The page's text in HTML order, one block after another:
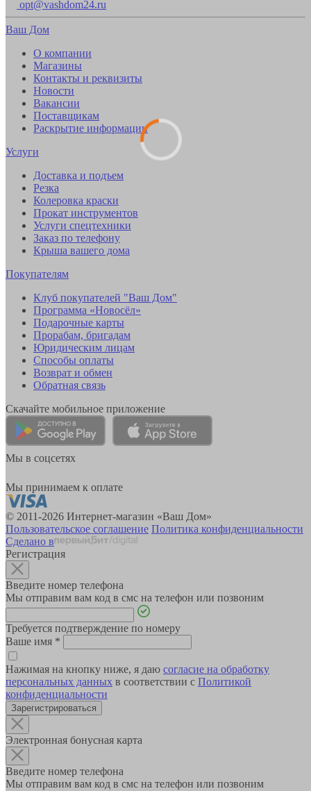
opt@vashdom24.ru
Ваш Дом
О компании
Магазины
Контакты и реквизиты
Новости
Вакансии
Поставщикам
Раскрытие информации
Услуги
Доставка и подъем
Резка
Колеровка краски
Прокат инструментов
Услуги спецтехники
Заказ по телефону
Крыша вашего дома
Покупателям
Клуб покупателей "Ваш Дом"
Программа «Новосёл»
Подарочные карты
Прорабам, бригадам
Юридическим лицам
Способы оплаты
Возврат и обмен
Обратная связь
Скачайте мобильное приложение
Мы в соцсетях
Мы принимаем к оплате
© 2011-2026 Интернет-магазин «Ваш Дом»
Пользовательское соглашение Политика конфиденциальности
Сделано в
Регистрация
Введите номер телефона
Мы отправим вам код в смс на телефон или позвоним
Требуется подтверждение по номеру
Ваше имя *
Нажимая на кнопку ниже, я даю согласие на обработку
персональных данных в соответствии с Политикой
конфиденциальности
Зарегистрироваться
Электронная бонусная карта
Введите номер телефона
Мы отправим вам код в смс на телефон или позвоним